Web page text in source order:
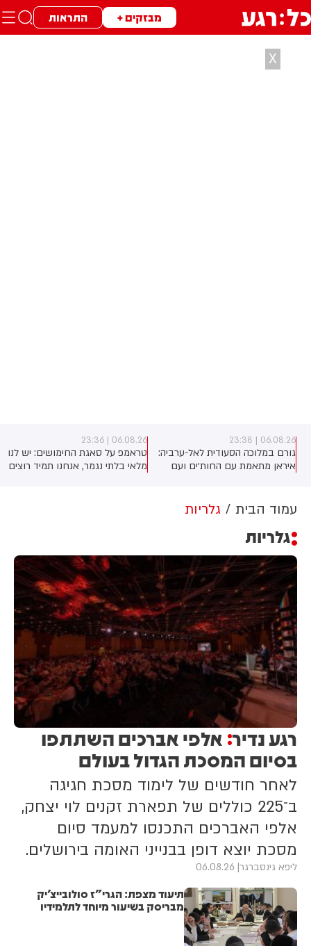
מבזקים + התראות
X
06.08.26 | 23:38
גורם במלוכה הסעודית לאל-ערביה:
איראן מתאמת עם החות׳ים ועם
06.08.26 | 23:36
טראמפ על סאגת החימושים: יש לנו
מלאי בלתי נגמר, אנחנו תמיד רוצים
עמוד הבית גלריות
גלריות
רגע נדיר: אלפי אברכים השתתפו
בסיום המסכת הגדול בעולם
לאחר חודשים של לימוד מסכת חגיגה
ב־225 כוללים של תפארת זקנים לוי יצחק,
אלפי האברכים התכנסו למעמד סיום
מסכת יוצא דופן בבנייני האומה בירושלים.
ליפא גינסברגר 06.08.26
תיעוד מצפת: הגרי"ז סולובייצ'יק
מבריסק בשיעור מיוחד לתלמידיו